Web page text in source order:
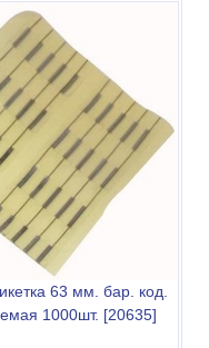
63 мм. бар. код.
1000шт. [20635]